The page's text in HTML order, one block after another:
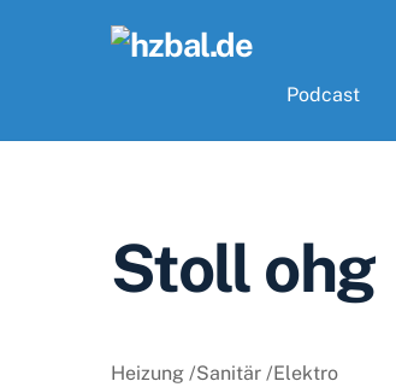
Podcast
Stoll ohg
Heizung /Sanitär /Elektro